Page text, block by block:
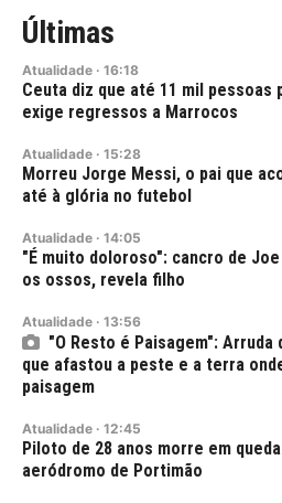
Últimas
Atualidade · 16:18
Ceuta diz que até 11 mil pessoas
exige regressos a Marrocos
Atualidade · 15:28
Morreu Jorge Messi, o pai que
até à glória no futebol
Atualidade · 14:05
"É muito doloroso": cancro de
os ossos, revela filho
Atualidade · 13:56
"O Resto é Paisagem":
que afastou a peste e a terra
paisagem
Atualidade · 12:45
Piloto de 28 anos morre em
aeródromo de Portimão